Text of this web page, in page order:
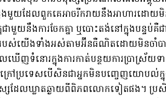
ងមួយដែលពួកគេអាចរីករាយនឹងអាហារដោយ
ា​មួយ​នឹង​ការ​ចែក​គ្នា ឬ​បោះតង់​នៅ​ក្នុង​បន្ទប់​
បស់យើងទាំងអស់តាមអ៊ីនធឺណិតដោយមិនចាំប
លឃើញទំនោរក្នុងការកាត់បន្ថយការប្រាស្រ័
ៅប្រទេសបើសិនជាអ្នកមិនបញ្ចេញយោបល់ក្នុ
សដែលឃ្លាតឆ្ងាយពីពិភពលោកទៀតផង។ ប្រសិ